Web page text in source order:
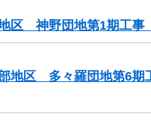
区 神野団地第1期工
地区 多々羅団地第6